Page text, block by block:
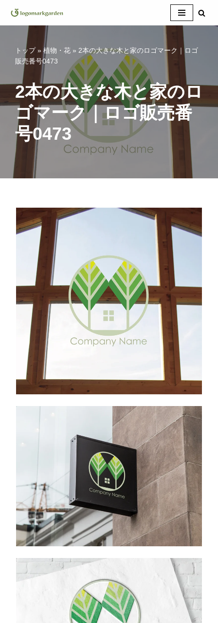
コ
へ
キ
トップ»植物・花 » 2本の大きな木と家のロゴマーク｜ロゴ
販売番号0473
2本の大きな木と家のロ
ゴマーク｜ロゴ販売番
号0473